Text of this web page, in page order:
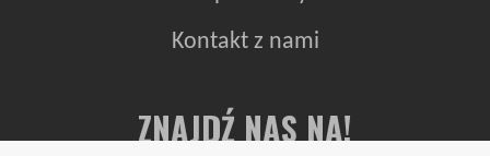
Kontakt z nami
ZNAJDŹ NAS NA!